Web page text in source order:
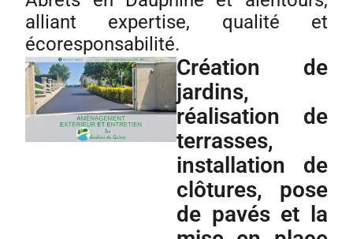
alliant expertise, qualité et
écoresponsabilité.
Création de
jardins,
réalisation de
terrasses,
installation de
clôtures, pose
de pavés et la